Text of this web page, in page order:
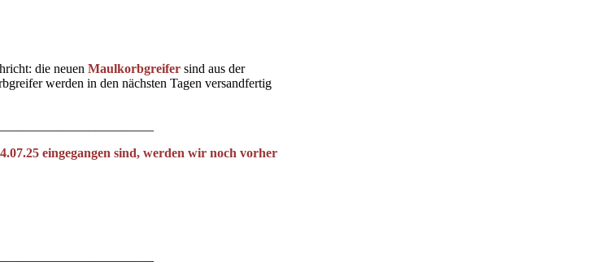
die neuen Maulkorbgreifer sind aus der
werden in den nächsten Tagen versandfertig
eingegangen sind, werden wir noch vorher